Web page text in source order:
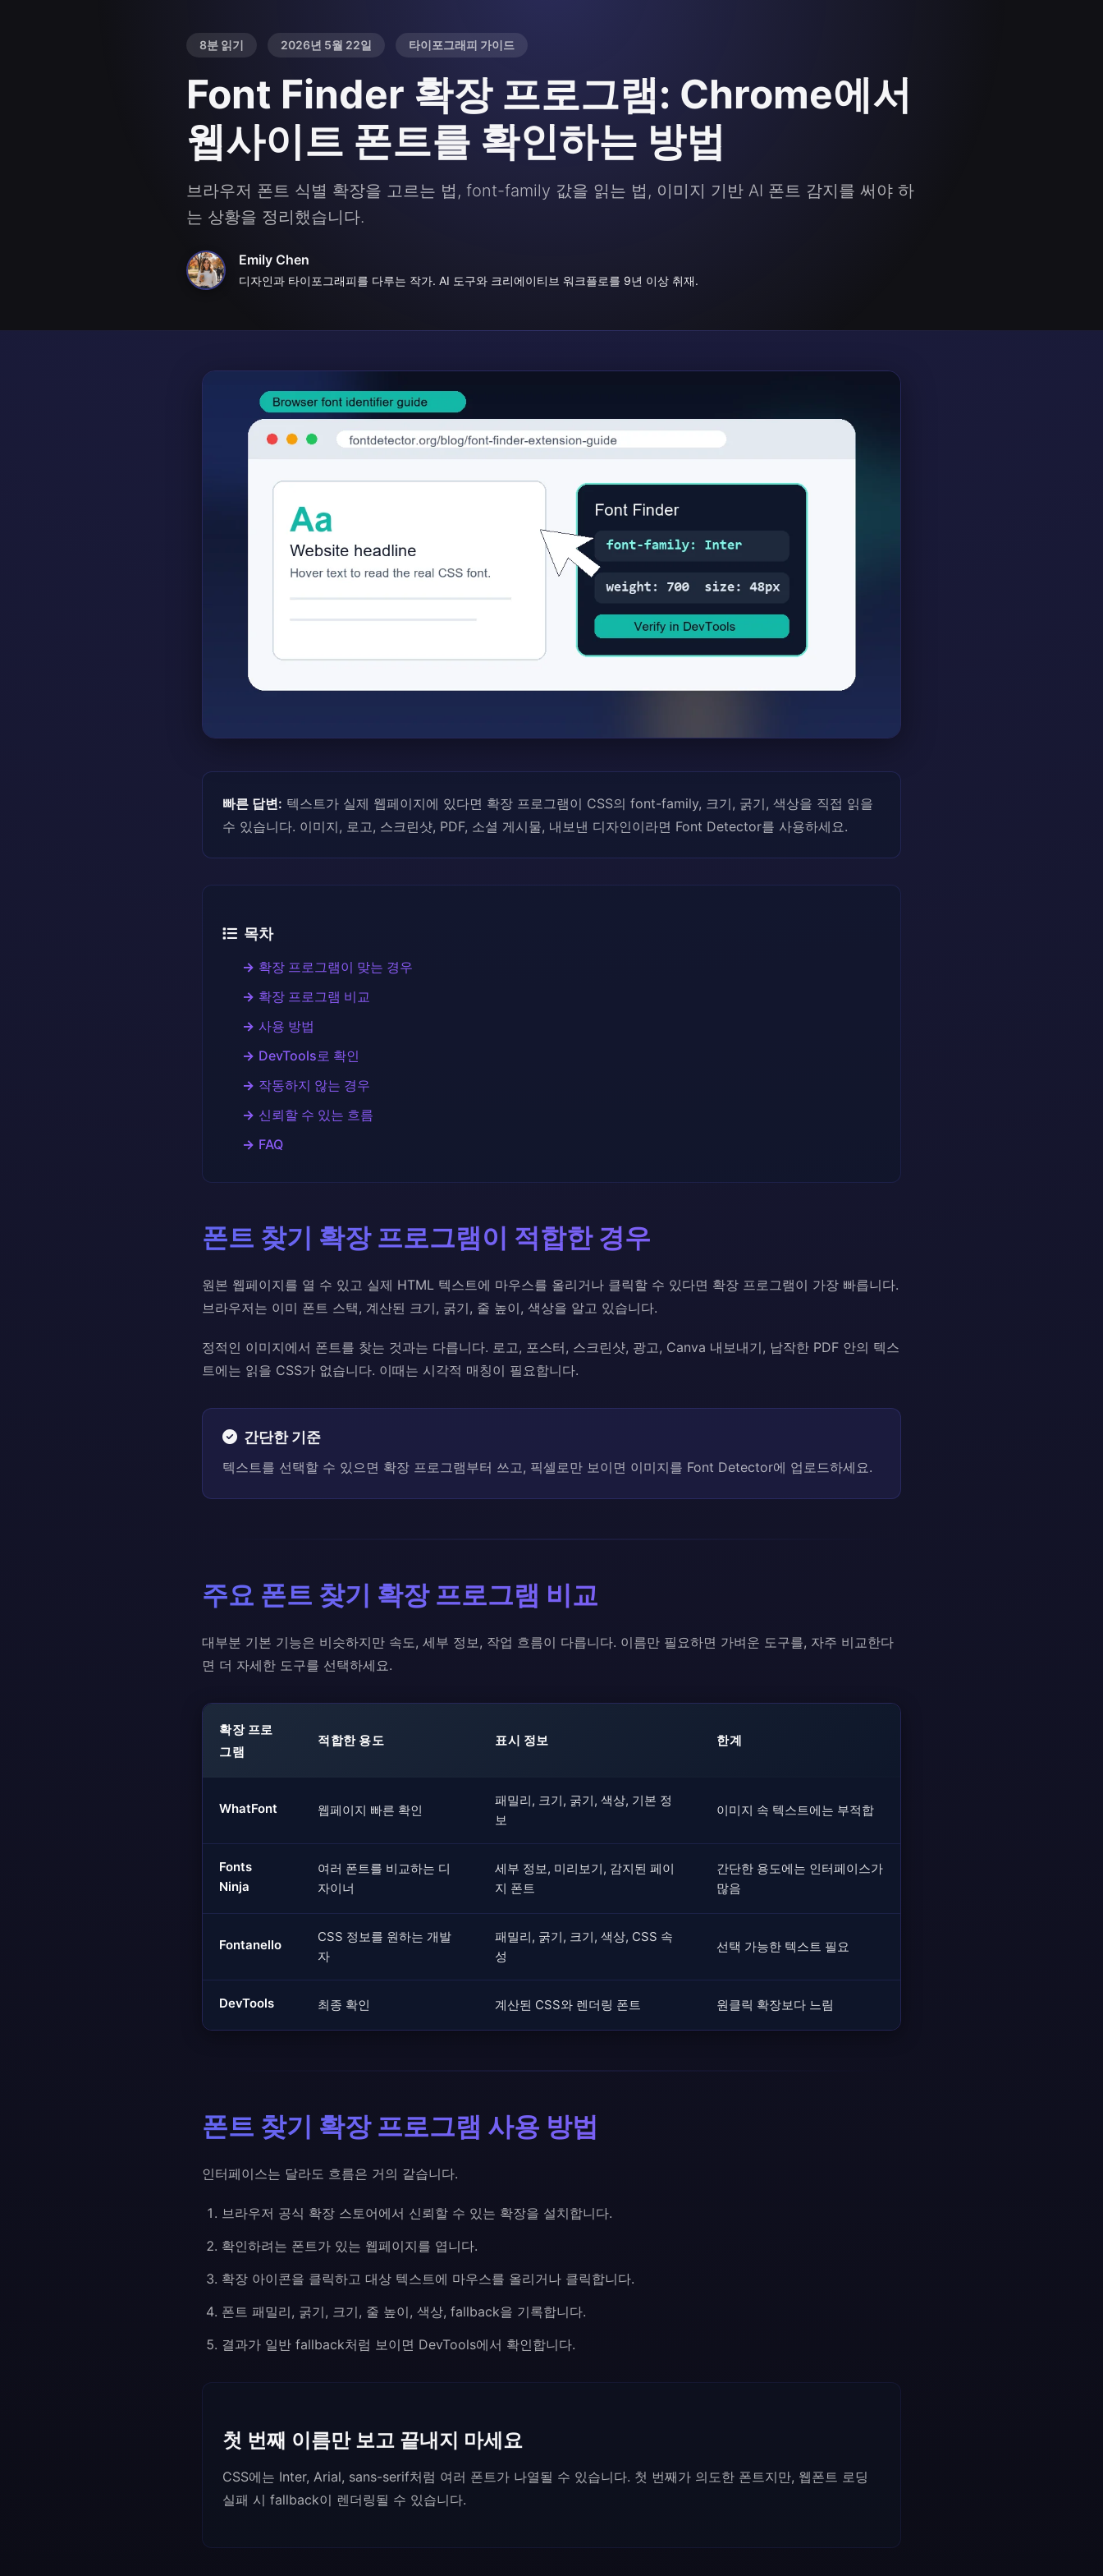
8분 읽기 2026년 5월 22일 타이포그래피 가이드
Font Finder 확장 프로그램: Chrome에서
웹사이트 폰트를 확인하는 방법
브라우저 폰트 식별 확장을 고르는 법, font-family 값을 읽는 법, 이미지 기반 AI 폰트 감지를 써야 하
는 상황을 정리했습니다.
Emily Chen
디자인과 타이포그래피를 다루는 작가. AI 도구와 크리에이티브 워크플로를 9년 이상 취재.
빠른 답변: 텍스트가 실제 웹페이지에 있다면 확장 프로그램이 CSS의 font-family, 크기, 굵기, 색상을 직접 읽을
수 있습니다. 이미지, 로고, 스크린샷, PDF, 소셜 게시물, 내보낸 디자인이라면 Font Detector를 사용하세요.
목차
확장 프로그램이 맞는 경우
확장 프로그램 비교
사용 방법
DevTools로 확인
작동하지 않는 경우
신뢰할 수 있는 흐름
FAQ
폰트 찾기 확장 프로그램이 적합한 경우
원본 웹페이지를 열 수 있고 실제 HTML 텍스트에 마우스를 올리거나 클릭할 수 있다면 확장 프로그램이 가장 빠릅니다.
브라우저는 이미 폰트 스택, 계산된 크기, 굵기, 줄 높이, 색상을 알고 있습니다.
정적인 이미지에서 폰트를 찾는 것과는 다릅니다. 로고, 포스터, 스크린샷, 광고, Canva 내보내기, 납작한 PDF 안의 텍스
트에는 읽을 CSS가 없습니다. 이때는 시각적 매칭이 필요합니다.
간단한 기준
텍스트를 선택할 수 있으면 확장 프로그램부터 쓰고, 픽셀로만 보이면 이미지를 Font Detector에 업로드하세요.
주요 폰트 찾기 확장 프로그램 비교
대부분 기본 기능은 비슷하지만 속도, 세부 정보, 작업 흐름이 다릅니다. 이름만 필요하면 가벼운 도구를, 자주 비교한다
면 더 자세한 도구를 선택하세요.
확장 프로
그램
적합한 용도 표시 정보 한계
WhatFont 웹페이지 빠른 확인
패밀리, 크기, 굵기, 색상, 기본 정
보
이미지 속 텍스트에는 부적합
Fonts
Ninja
여러 폰트를 비교하는 디
자이너
세부 정보, 미리보기, 감지된 페이
지 폰트
간단한 용도에는 인터페이스가
많음
Fontanello
CSS 정보를 원하는 개발
자
패밀리, 굵기, 크기, 색상, CSS 속
성
선택 가능한 텍스트 필요
DevTools 최종 확인 계산된 CSS와 렌더링 폰트 원클릭 확장보다 느림
폰트 찾기 확장 프로그램 사용 방법
인터페이스는 달라도 흐름은 거의 같습니다.
브라우저 공식 확장 스토어에서 신뢰할 수 있는 확장을 설치합니다.
확인하려는 폰트가 있는 웹페이지를 엽니다.
확장 아이콘을 클릭하고 대상 텍스트에 마우스를 올리거나 클릭합니다.
폰트 패밀리, 굵기, 크기, 줄 높이, 색상, fallback을 기록합니다.
결과가 일반 fallback처럼 보이면 DevTools에서 확인합니다.
첫 번째 이름만 보고 끝내지 마세요
CSS에는 Inter, Arial, sans-serif처럼 여러 폰트가 나열될 수 있습니다. 첫 번째가 의도한 폰트지만, 웹폰트 로딩
실패 시 fallback이 렌더링될 수 있습니다.